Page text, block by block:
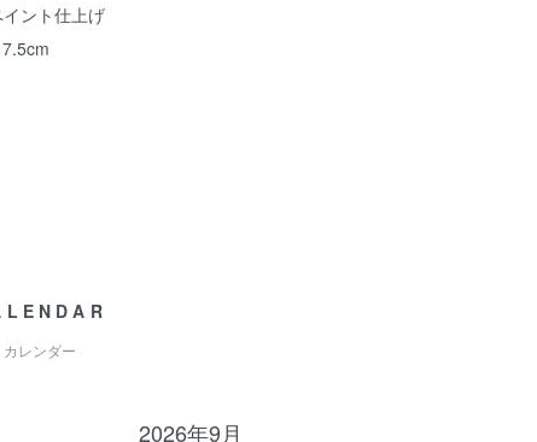
ント仕上げ
カレンダー
2026年9月